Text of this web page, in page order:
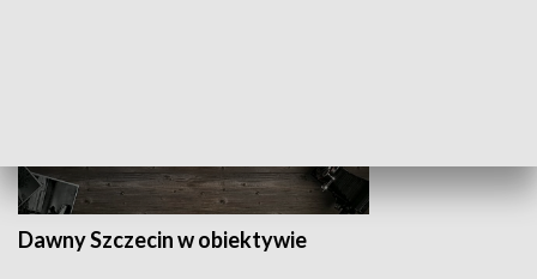
Dawny Szczecin w obiektywie